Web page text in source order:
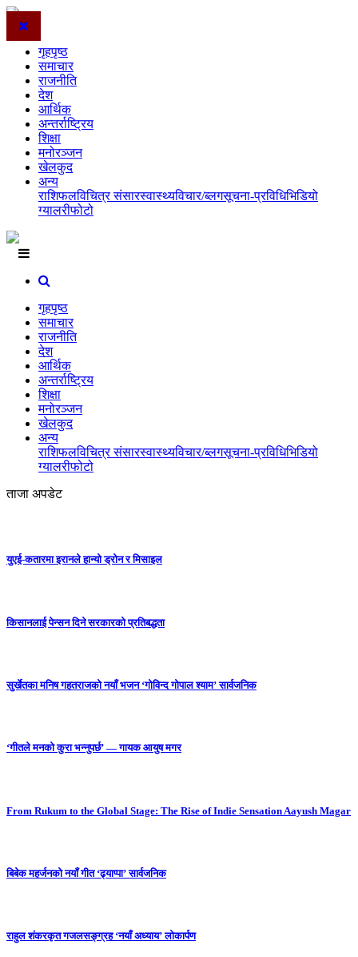
गृहपृष्ठ
समाचार
राजनीति
देश
आर्थिक
अन्तर्राष्ट्रिय
शिक्षा
मनोरञ्जन
खेलकुद
अन्य
राशिफलविचित्र संसारस्वास्थ्यविचार/ब्लगसूचना-प्रविधिभिडियो
ग्यालरीफोटो
गृहपृष्ठ
समाचार
राजनीति
देश
आर्थिक
अन्तर्राष्ट्रिय
शिक्षा
मनोरञ्जन
खेलकुद
अन्य
राशिफलविचित्र संसारस्वास्थ्यविचार/ब्लगसूचना-प्रविधिभिडियो
ग्यालरीफोटो
ताजा अपडेट
युएई-कतारमा इरानले हान्यो ड्रोन र मिसाइल
किसानलाई पेन्सन दिने सरकारको प्रतिबद्धता
सुर्खेतका मनिष गहतराजको नयाँ भजन ‘गोविन्द गोपाल श्याम’ सार्वजनिक
‘गीतले मनको कुरा भन्नुपर्छ’ — गायक आयुष मगर
From Rukum to the Global Stage: The Rise of Indie Sensation Aayush Magar
बिबेक महर्जनको नयाँ गीत ‘ढ्याप्पा’ सार्वजनिक
राहुल शंकरकृत गजलसङ्ग्रह ‘नयाँ अध्याय’ लोकार्पण